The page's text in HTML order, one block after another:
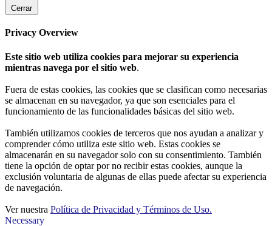
Cerrar
Privacy Overview
Este sitio web utiliza cookies para mejorar su experiencia
mientras navega por el sitio web.
Fuera de estas cookies, las cookies que se clasifican como necesarias
se almacenan en su navegador, ya que son esenciales para el
funcionamiento de las funcionalidades básicas del sitio web.
También utilizamos cookies de terceros que nos ayudan a analizar y
comprender cómo utiliza este sitio web. Estas cookies se
almacenarán en su navegador solo con su consentimiento. También
tiene la opción de optar por no recibir estas cookies, aunque la
exclusión voluntaria de algunas de ellas puede afectar su experiencia
de navegación.
Ver nuestra Política de Privacidad y Términos de Uso.
Necessary